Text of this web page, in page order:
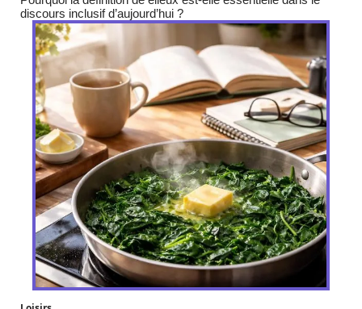
discours inclusif d’aujourd’hui ?